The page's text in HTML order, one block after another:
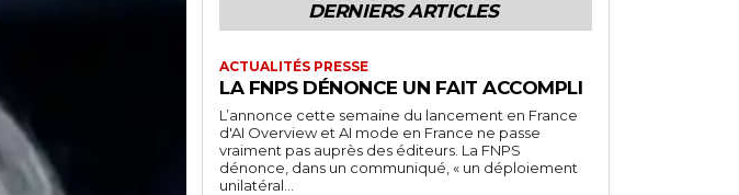
DERNIERS ARTICLES
ACTUALITÉS PRESSE
LA FNPS DÉNONCE UN FAIT ACCOMPLI
L’annonce cette semaine du lancement en France
d'AI Overview et AI mode en France ne passe
vraiment pas auprès des éditeurs. La FNPS
dénonce, dans un communiqué, « un déploiement
unilatéral...